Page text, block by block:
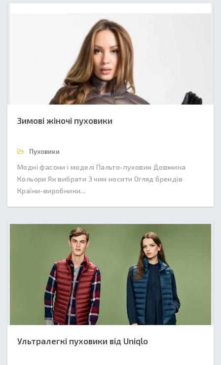
Зимові жіночі пуховики
Пуховики
Модні фасони і моделі Пальто-пуховик Довжина
Кольори Як вибрати З чим носити Огляд брендів
Країни-виробники...
Ультралегкі пуховики від Uniqlo